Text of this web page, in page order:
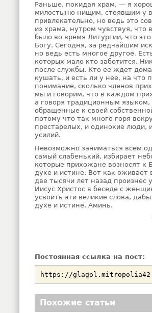
Раньше, покидая храм, — я
милостыню нищим, стоявшим у
привлекательно, но ведь это
из храма, нутром чувствуя, что
было во время Литургии, что
Богу. Сегодня, за редчайшим
но ведь есть многое другое.
которых мало кто заботится.
после службы. Кто ее ждет
кушать, и есть ли у нее, на
понимание, сколько членов
мы и говорим, что в каждом
а говоря традиционным
обращенные к своей
потому что так много горя
престарелых, и одинокие люди,
усилий.
Невозможно заниматься всем
самый слабенький, избирает
которые прихожане возносят к
духе и истине. Вот как оживает
две тысячи лет назад произнес
Иисус Христос в беседе с
усвоить эти великие слова,
духе и истине. Аминь.
Постоянная ссылка на пост:
Похожие статьи